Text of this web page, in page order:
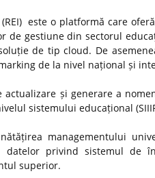
este o platformă care
de gestiune din sectorul
de tip cloud. De
de la nivel național și
actualizare și generare a
sistemului educațional
managementului
datelor privind sistemul de
superior.